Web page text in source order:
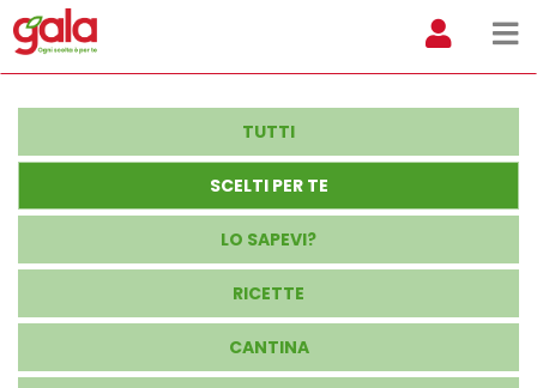
TUTTI
SCELTI PER TE
LO SAPEVI?
RICETTE
CANTINA